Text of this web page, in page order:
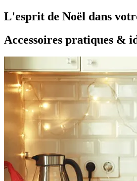
L'esprit de Noël dans
Accessoires pratiques &